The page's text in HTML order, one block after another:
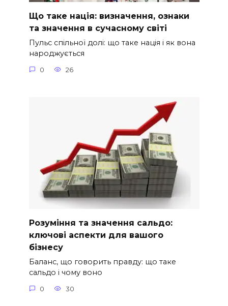
Що таке нація: визначення, ознаки
та значення в сучасному світі
Пульс спільної долі: що таке нація і як вона
народжується
0 26
Розуміння та значення сальдо:
ключові аспекти для вашого
бізнесу
Баланс, що говорить правду: що таке
сальдо і чому воно
0 30